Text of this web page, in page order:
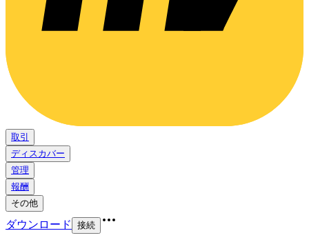
取引
ディスカバー
管理
報酬
その他
ダウンロード 接続